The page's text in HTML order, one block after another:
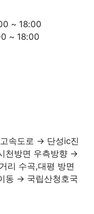
~ 18:00
~ 18:00
속도로 → 단성ic진
천방면 우측방향 →
리 수곡,대평 방면
동 → 국립산청호국